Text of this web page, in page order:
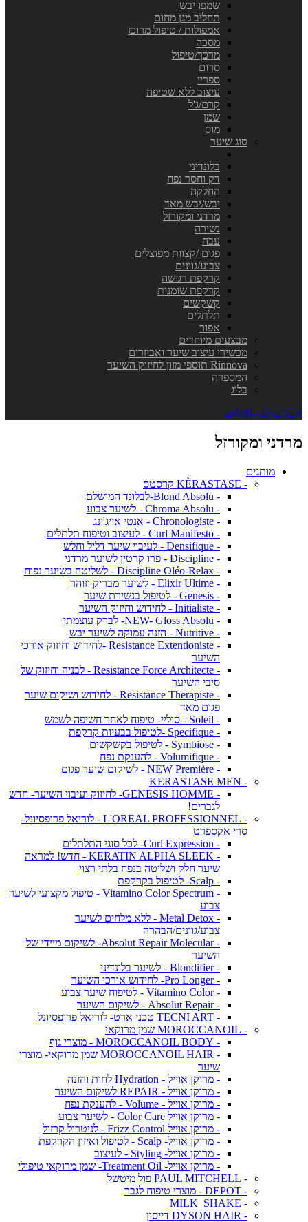
שמפו יבש
תחליב מגן מחום
אמפולות / טיפול מרוכז
מסכה
מרכך/טיפול
סרום
ספריי
עיצוב ללא שטיפה
קרם/ג'ל
שמן
מוס
סוג שיער
בלונדיני
דק וחסר נפח
החלקה
יבש/יבש מאד
מרדני ומקורזל
נשירה
עבה
פגום /קצוות מפוצלים
צבוע/גוונים
קרקפת רגישה
קרקפת שומנית
קשקשים
תלתלים
אפור
מבצעים מיוחדים
מכשירי עיצוב שיער ואביזרים
Rinnova תוספי מזון לחיזוק השיער
המספרה
בלוג
0 פריט\ים - ₪0.00
מרדני ומקורזל
מותגים
- KÈRASTASE קרסטס
- Blond Absolu-לבלונד המושלם
- Chroma Absolu - לשיער צבוע
- Chronologiste - אנטי אייג'ינג
- Curl Manifesto - לעיצוב וטיפוח תלתלים
- Densifique - לעיבוי שיער דליל וחלש
- Discipline - פרו קרטין לשיער מרדני
- Discipline Oléo-Relax - לשליטה בשיער נפוח
- Elixir Ultime - לשיער מבריק וזוהר
- Genesis - לטיפול בנשירת שיער
- Initialiste - לחידוש וחיזוק השיער
- NEW- Gloss Absolu- לברק עוצמתי
- Nutritive - הזנה עמוקה לשיער יבש
- Resistance Extentioniste -לחידוש וחיזוק אורכי
השיער
- Resistance Force Architecte - לבניה וחיזוק של
סיבי השיער
- Resistance Therapiste - לחידוש ושיקום שיער
פגום מאד
- Soleil - סוליי- טיפוח לאחר חשיפה לשמש
- Specifique -לטיפול בבעיות קרקפת
- Symbiose - לטיפול בקשקשים
- Volumifique - להענקת נפח
- NEW Première - לשיקום שיער פגום
- KERASTASE MEN
- GENESIS HOMME- לחיזוק ועיבוי השיער- חדש
לגברים!
- L'OREAL PROFESSIONNEL - לוריאל פרופסיונל-
סרי אקספרט
- Curl Expression- לכל סוגי התלתלים
- KERATIN ALPHA SLEEK - חדש! למראה
שיער חלק ושליטה בנפח בלתי רצוי
- Scalp- לטיפול בקרקפת
- Vitamino Color Spectrum - טיפול מקצועי לשיער
צבוע
- Metal Detox - ללא מלחים לשיער
צבוע/גוונים/הבהרה
- Absolut Repair Molecular- לשיקום מיידי של
השיער
- Blondifier - לשיער בלונדיני
- Pro Longer- לחידוש אורכי השיער
- Vitamino Color - לטיפוח שיער צבוע
- Absolut Repair - לשיקום השיער
- TECNI ART טכני ארט- לוריאל פרופסיונל
- MOROCCANOIL שמן מרוקאי
- MOROCCANOIL BODY - מוצרי גוף
- MOROCCANOIL HAIR שמן מרוקאי- מוצרי
שיער
- מרוקן אוייל - Hydration לחות והזנה
- מרוקן אוייל - REPAIR לשיקום השיער
- מרוקן אוייל - Volume - להענקת נפח
- מרוקן אוייל Color Care - לשיער צבוע
- מרוקן אוייל Frizz Control - לניטרול קרזול
- מרוקן אוייל- Scalp - לטיפול ואיזון הקרקפת
- מרוקן אוייל- Styling - לעיצוב
- מרוקן אוייל- Treatment Oil- שמן מרוקאי טיפולי
- PAUL MITCHELL פול מיטשל
- DEPOT - מוצרי טיפוח לגבר
- MILK_SHAKE
- DYSON HAIR דייסון